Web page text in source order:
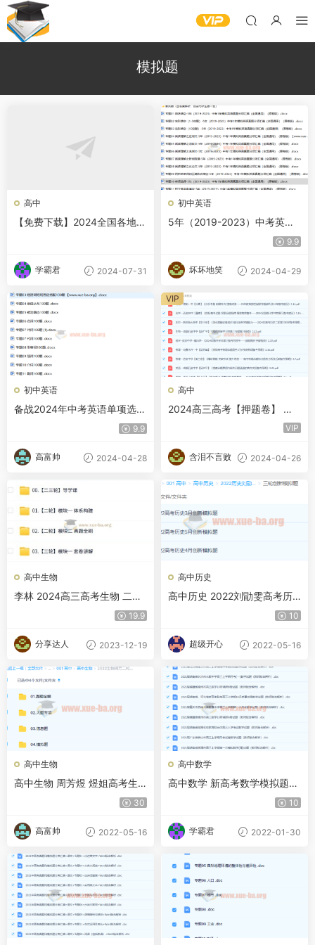
模拟题
高中
【免费下载】2024全国各地高
学霸君 2024-07-31
初中英语
5年（2019-2023）中考英语
模拟题分项汇编（全国通用）
9.9
坏坏地笑 2024-04-29
初中英语
备战2024年中考英语单项选择
百题分类训练（中考真题+名9.9
高富帅 2024-04-28
高中
2024高三高考【押题卷】 百
VIP
含泪不言败 2024-04-26
VIP
高中生物
李林 2024高三高考生物 二轮
19.9
分享达人 2023-12-19
高中历史
高中历史 2022刘勖雯高考历
10
超级开心 2022-05-16
高中生物
高中生物 周芳煜 煜姐高考生
物 2022年高考二三轮联报 30
高富帅 2022-05-16
高中数学
高中数学 新高考数学模拟题01
10
学霸君 2022-01-30